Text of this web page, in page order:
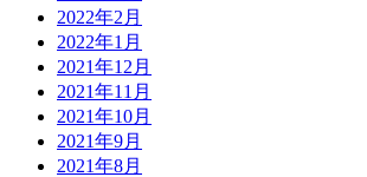
2022年2月
2022年1月
2021年12月
2021年11月
2021年10月
2021年9月
2021年8月